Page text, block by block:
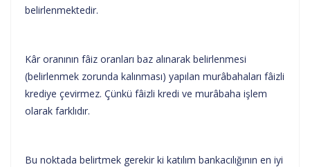
belirlenmektedir.
Kâr oranının fâiz oranları baz alınarak belirlenmesi
(belirlenmek zorunda kalınması) yapılan murâbahaları fâizli
krediye çevirmez. Çünkü fâizli kredi ve murâbaha işlem
olarak farklıdır.
Bu noktada belirtmek gerekir ki katılım bankacılığının en iyi